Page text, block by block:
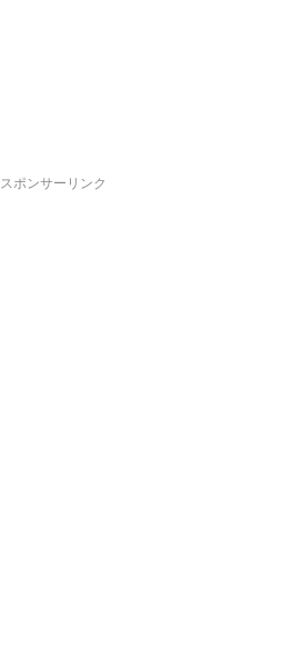
スポンサーリンク